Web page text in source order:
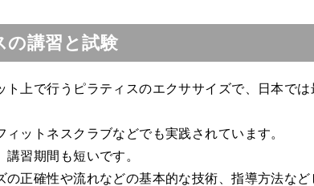
の講習と試験
上で行うピラティスのエクササイズで、日本で
ットネスクラブなどでも実践されています。
習期間も短いです。
の正確性や流れなどの基本的な技術、指導方法な